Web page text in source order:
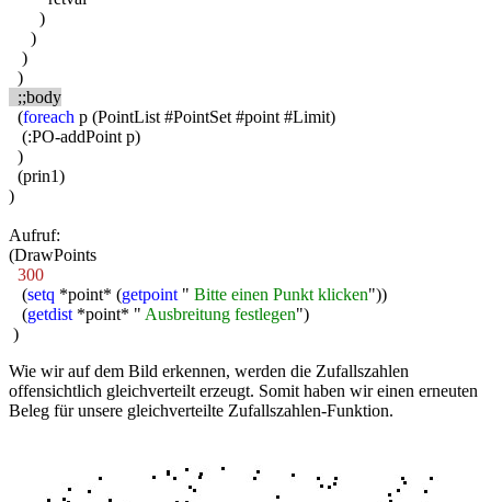
)
)
)
)
;;body
(foreach p (PointList #PointSet #point #Limit)
(:PO-addPoint p)
)
(prin1)
)
Aufruf:
(DrawPoints
300
(setq *point* (getpoint " Bitte einen Punkt klicken"))
(getdist *point* " Ausbreitung festlegen")
)
Wie wir auf dem Bild erkennen, werden die Zufallszahlen
offensichtlich gleichverteilt erzeugt. Somit haben wir einen erneuten
Beleg für unsere gleichverteilte Zufallszahlen-Funktion.